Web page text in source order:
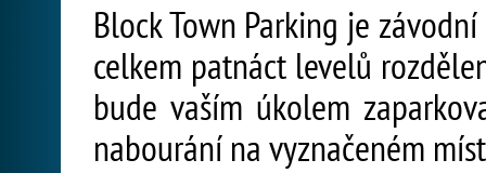
Block Town Parking je
celkem patnáct levelů
bude vaším úkolem
nabourání na vyznačeném